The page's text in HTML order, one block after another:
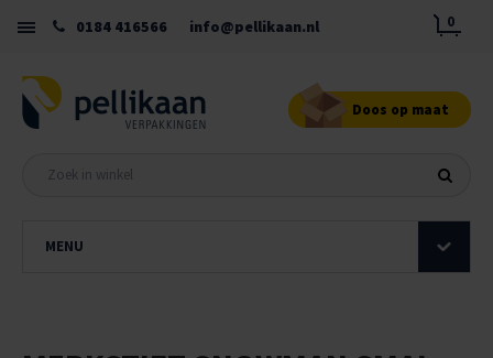
0184 416566 info@pellikaan.nl 0
Doos op maat
MENU